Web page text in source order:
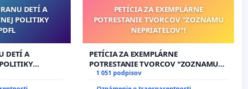
DETÍ A
POLITIKY
DETÍ A
PETÍCIA ZA EXEMPLÁRNE
POTRESTANIE TVORCOV "ZOZNAMU
NEPRIATEĽOV"!
PETÍCIA ZA EXEMPLÁRNE
POTRESTANIE TVORCOV "ZOZNAMU
NEPRIATEĽOV"!
1 051 podpisov